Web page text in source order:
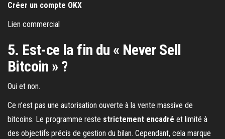
Créer un compte OKX
Lien commercial
5. Est-ce la fin du « Never Sell
Bitcoin » ?
Oui et non.
Ce n’est pas une autorisation ouverte à la vente massive de
bitcoins. Le programme reste strictement encadré et limité à
des objectifs précis de gestion du bilan. Cependant, cela marque